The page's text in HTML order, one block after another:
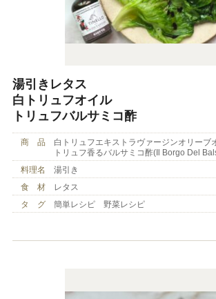
湯引きレタス
白トリュフオイル
トリュフバルサミコ酢
商 品
白トリュフエキストラヴァージンオリーブ
トリュフ香るバルサミコ酢(Il Borgo Del
料理名
湯引き
食 材
レタス
タ グ
簡単レシピ 野菜レシピ